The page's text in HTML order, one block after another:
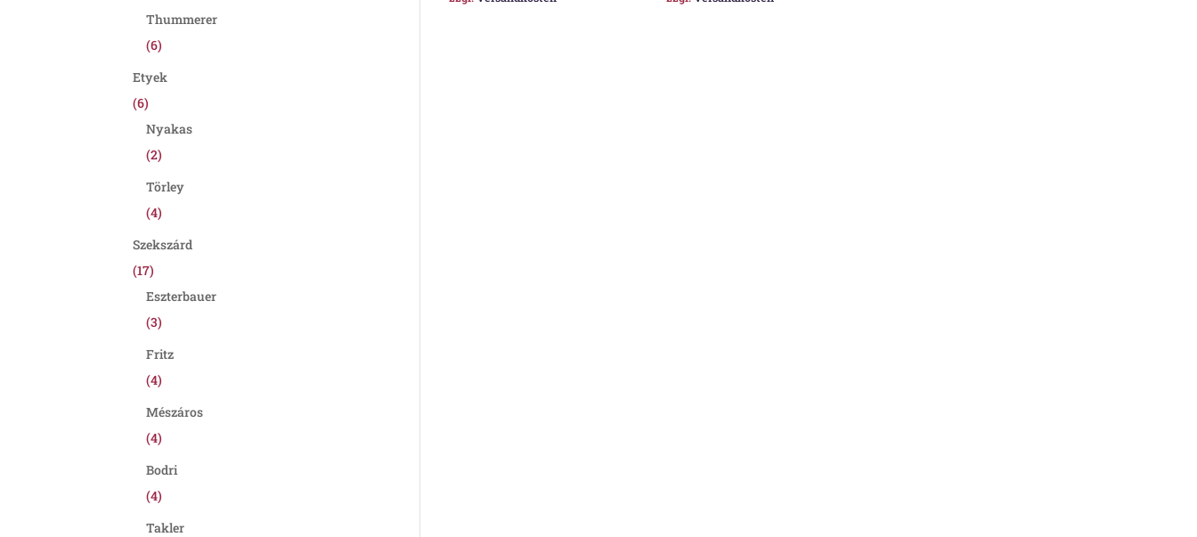
Thummerer
(6)
Etyek
(6)
Nyakas
(2)
Törley
(4)
Szekszárd
(17)
Eszterbauer
(3)
Fritz
(4)
Mészáros
(4)
Bodri
(4)
Takler